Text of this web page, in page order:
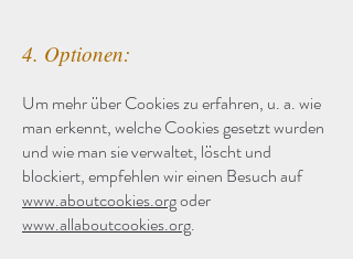
4. Optionen:
Um mehr über Cookies zu erfahren, u. a. wie
man erkennt, welche Cookies gesetzt wurden
und wie man sie verwaltet, löscht und
blockiert, empfehlen wir einen Besuch auf
www.aboutcookies.orgoder
www.allaboutcookies.org.